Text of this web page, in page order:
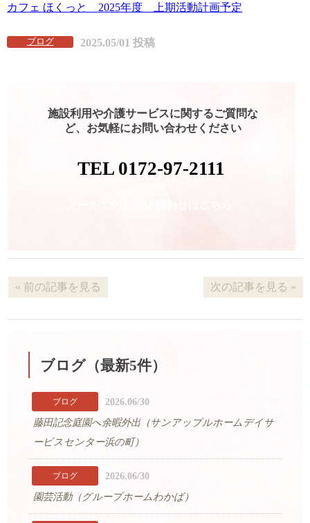
カフェ ほくっと 2025年度 上期活動計画予定
ブログ 2025.05/01 投稿
施設利用や介護サービスに関するご質問な
ど、お気軽にお問い合わせください
TEL 0172-97-2111
« 前の記事を見る 次の記事を見る »
ブログ（最新5件）
ブログ
2026.06/30
藤田記念庭園へ余暇外出（サンアップルホームデイサ
ービスセンター浜の町）
ブログ
2026.06/30
園芸活動（グループホームわかば）